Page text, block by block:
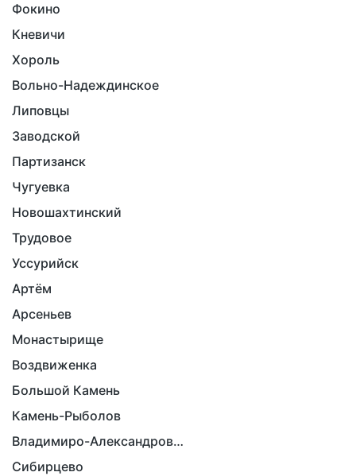
Фокино
Кневичи
Хороль
Вольно-Надеждинское
Липовцы
Заводской
Партизанск
Чугуевка
Новошахтинский
Трудовое
Уссурийск
Артём
Арсеньев
Монастырище
Воздвиженка
Большой Камень
Камень-Рыболов
Владимиро-Александровское
Сибирцево